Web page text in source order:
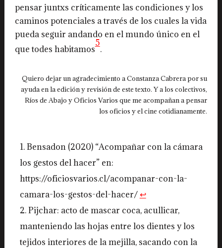
pensar juntxs críticamente las condiciones y los
caminos potenciales a través de los cuales la vida
pueda seguir andando en el mundo único en el
que todes habitamos
5
.
Quiero dejar un agradecimiento a Constanza Cabrera por su
ayuda en la edición y revisión de este texto. Y a los colectivos,
Ríos de Abajo y Oficios Varios que me acompañan a pensar
los oficios y el cine cotidianamente.
Bensadon (2020) “Acompañar con la cámara
los gestos del hacer” en:
https://oficiosvarios.cl/acompanar-con-la-
camara-los-gestos-del-hacer/↩︎
Pijchar: acto de mascar coca, acullicar,
manteniendo las hojas entre los dientes y los
tejidos interiores de la mejilla, sacando con la